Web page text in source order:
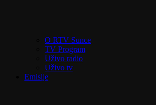
O RTV Sunce
TV Program
Uživo radio
Uživo tv
Emisije